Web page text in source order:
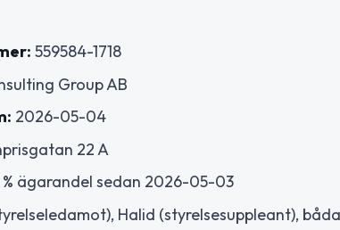
559584-1718
Group AB
2026-05-04
22 A
ägarandel sedan 2026-05-03
Halid (styrelsesuppleant),